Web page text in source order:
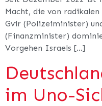
Macht, die von
Gvir (Polizeiminister)
(Finanzminister)
Vorgehen Israels […]
im Uno-